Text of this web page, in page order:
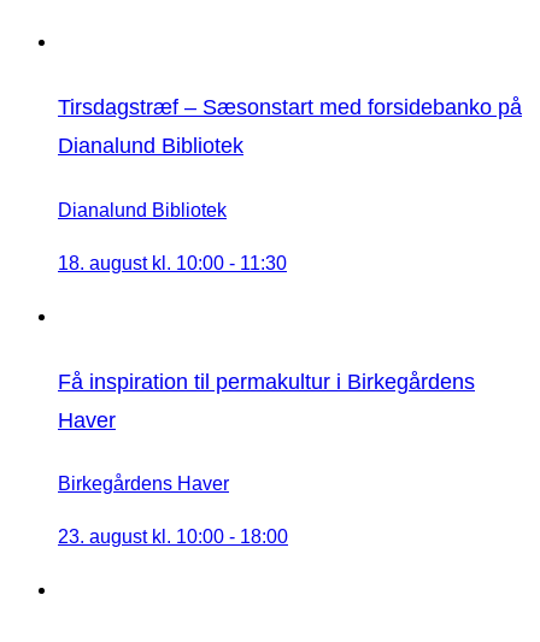
Tirsdagstræf – Sæsonstart med forsidebanko på
Dianalund Bibliotek
Dianalund Bibliotek
18. august kl. 10:00 - 11:30
Få inspiration til permakultur i Birkegårdens
Haver
Birkegårdens Haver
23. august kl. 10:00 - 18:00